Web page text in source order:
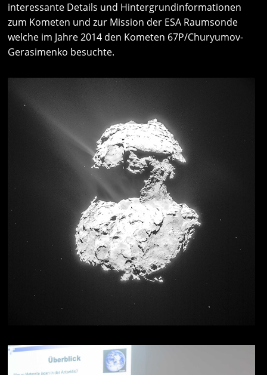
interessante Details und Hintergrundinformationen
zum Kometen und zur Mission der ESA Raumsonde
welche im Jahre 2014 den Kometen 67P/Churyumov-
Gerasimenko besuchte.